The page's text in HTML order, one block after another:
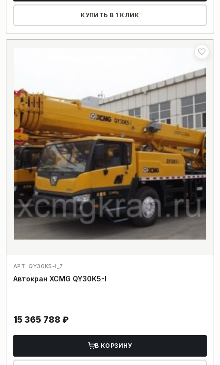
КУПИТЬ В 1 КЛИК
АРТ: QY30K5-I_7
Автокран XCMG QY30K5-I
15 365 788 ₽
В КОРЗИНУ